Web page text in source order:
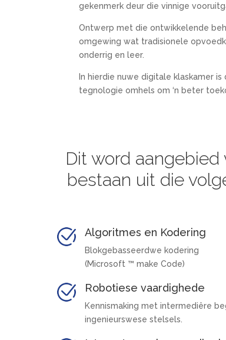
gekenmerk deur die vinnige
Ontwerp met die ontwikkelende
omgewing wat tradisionele
onderrig en leer.
In hierdie nuwe digitale klaskamer
tegnologie omhels om ‘n beter
Dit word
bestaan uit die
Algoritmes en Kodering
Blokgebasseerdwe kodering
(Microsoft ™ make Code)
Robotiese vaardighede
Kennismaking met intermediêre
ingenieurswese stelsels.